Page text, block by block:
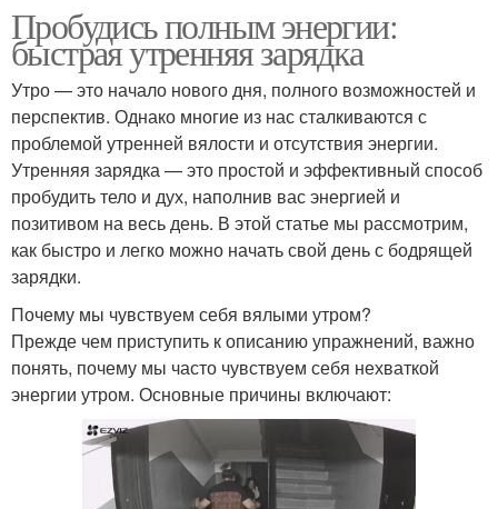
Пробудись полным энергии:
быстрая утренняя зарядка
Утро — это начало нового дня, полного возможностей и
перспектив. Однако многие из нас сталкиваются с
проблемой утренней вялости и отсутствия энергии.
Утренняя зарядка — это простой и эффективный способ
пробудить тело и дух, наполнив вас энергией и
позитивом на весь день. В этой статье мы рассмотрим,
как быстро и легко можно начать свой день с бодрящей
зарядки.
Почему мы чувствуем себя вялыми утром?
Прежде чем приступить к описанию упражнений, важно
понять, почему мы часто чувствуем себя нехваткой
энергии утром. Основные причины включают: